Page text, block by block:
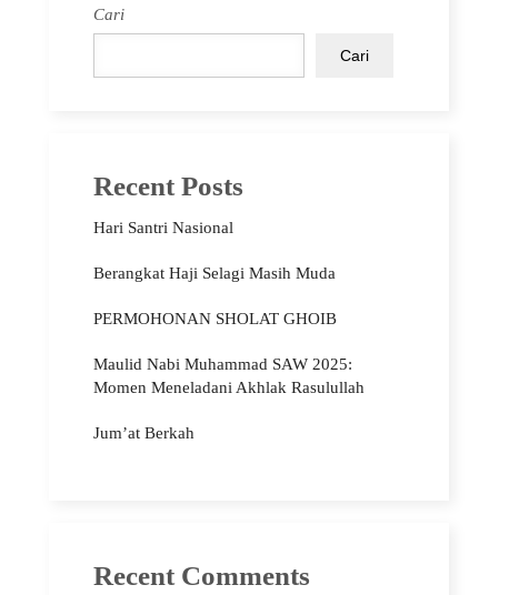
Cari
Cari
Recent Posts
Hari Santri Nasional
Berangkat Haji Selagi Masih Muda
PERMOHONAN SHOLAT GHOIB
Maulid Nabi Muhammad SAW 2025:
Momen Meneladani Akhlak Rasulullah
Jum’at Berkah
Recent Comments